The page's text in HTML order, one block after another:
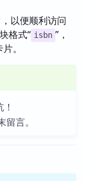
以便顺利访问
格式“ isbn ”，
。
言。